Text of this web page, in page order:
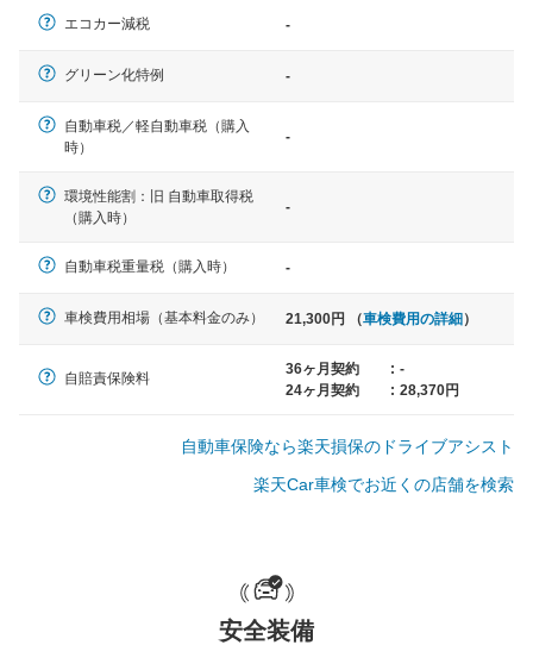
大型車
スター、ハイエースワゴン、デリ
一般的な荷物のサイズの目安
エコカー減税 -
グリーン化特例 -
自動車税／軽自動車税（購入
時）
-
環境性能割：旧 自動車取得税
（購入時）
-
自動車税重量税（購入時） -
車検費用相場（基本料金のみ） 21,300円 （車検費用の詳細）
自賠責保険料
36ヶ月契約 : -
24ヶ月契約
: 28,370円
自動車保険なら楽天損保のドライブアシスト
楽天Car車検でお近くの店舗を検索
安全装備